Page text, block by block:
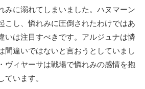
みに溺れてしまいました。ハヌマーン
こし、憐れみに圧倒されたわけではあ
いは注目すべきです。アルジュナは憐
間違いではないと言おうとしていまし
ヴィヤーサは戦場で憐れみの感情を抱
ています。